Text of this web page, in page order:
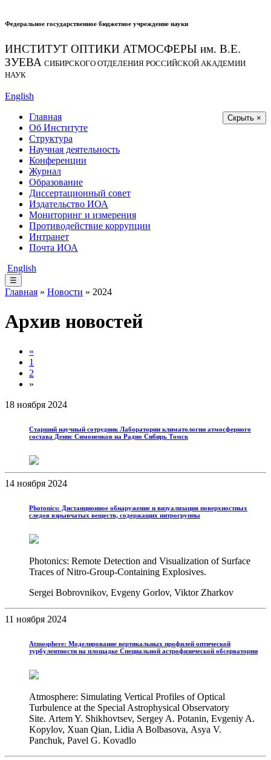
Федеральное государственное бюджетное учреждение науки
ИНСТИТУТ ОПТИКИ АТМОСФЕРЫ им. В.Е.
ЗУЕВА СИБИРСКОГО ОТДЕЛЕНИЯ РОССИЙСКОЙ АКАДЕМИИ
НАУК
English
Скрыть ×
Главная
Об Институте
Структура
Научная деятельность
Конференции
Журнал
Образование
Диссертационный совет
Издательство ИОА
Мониторинг и измерения
Противодействие коррупции
Интранет
Почта ИОА
English
☰
Главная » Новости » 2024
Архив новостей
«
1
2
»
18 ноября 2024
Старший научный сотрудник Лаборатории климатологии атмосферного
состава Денис Симоненков на Радио Сибирь Томск
14 ноября 2024
Photonics: Дистанционное обнаружение и визуализация поверхностных
следов взрывчатых веществ, содержащих нитрогруппы
Photonics: Remote Detection and Visualization of Surface
Traces of Nitro-Group-Containing Explosives.
Sergei Bobrovnikov, Evgeny Gorlov, Viktor Zharkov
11 ноября 2024
Atmosphere: Моделирование вертикальных профилей оптической
турбулентности на площадке Специальной астрофизической обсерватории
Atmosphere: Simulating Vertical Profiles of Optical
Turbulence at the Special Astrophysical Observatory
Site. Artem Y. Shikhovtsev, Sergey A. Potanin, Evgeniy A.
Kopylov, Xuan Qian, Lidia A Bolbasova, Asya V.
Panchuk, Pavel G. Kovadlo